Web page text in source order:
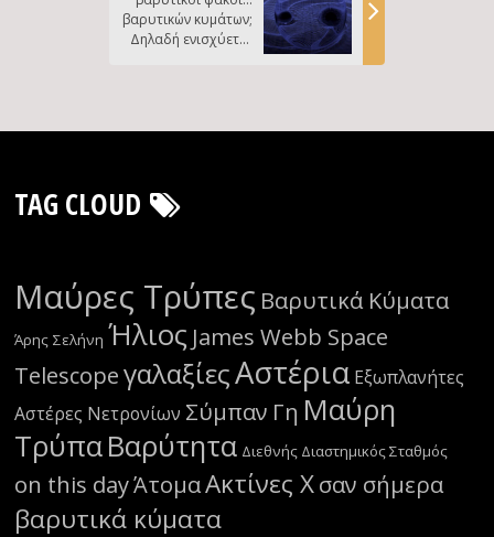
βαρυτικών κυμάτων;
Δηλαδή ενισχύεται
TAG CLOUD
Μαύρες Τρύπες Βαρυτικά Κύματα
Άρης Σελήνη Ήλιος James Webb Space
Telescope γαλαξίεςΑστέρια Εξωπλανήτες
Αστέρες Νετρονίων Σύμπαν Γη Μαύρη
ΤρύπαΒαρύτητα Διεθνής Διαστημικός Σταθμός
on this dayΆτομαΑκτίνες Χσαν σήμερα
βαρυτικά κύματα